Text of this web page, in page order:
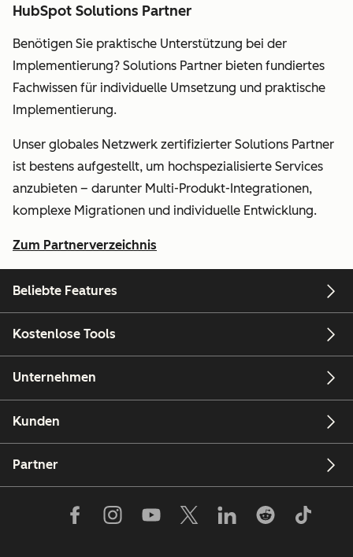
HubSpot Solutions Partner
Benötigen Sie praktische Unterstützung bei der
Implementierung? Solutions Partner bieten fundiertes
Fachwissen für individuelle Umsetzung und praktische
Implementierung.
Unser globales Netzwerk zertifizierter Solutions Partner
ist bestens aufgestellt, um hochspezialisierte Services
anzubieten – darunter Multi-Produkt-Integrationen,
komplexe Migrationen und individuelle Entwicklung.
Zum Partnerverzeichnis
Beliebte Features
Kostenlose Tools
Unternehmen
Kunden
Partner